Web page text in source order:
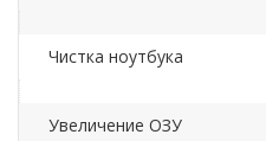
Чистка ноутбука
Увеличение ОЗУ